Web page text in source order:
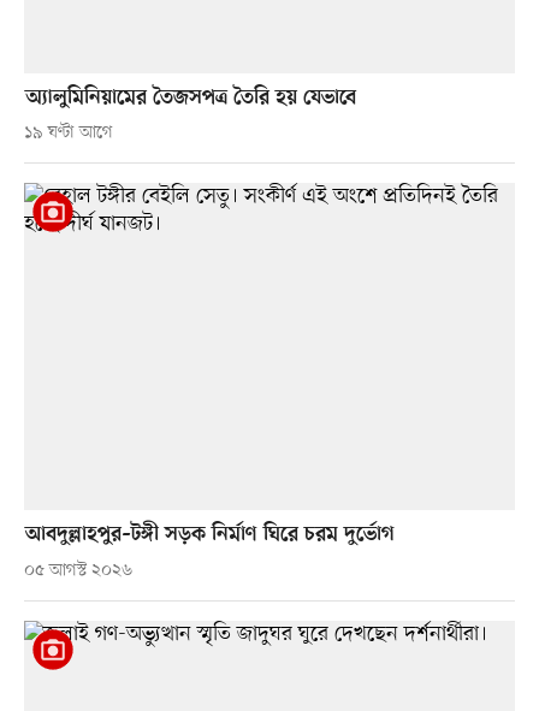
অ্যালুমিনিয়ামের তৈজসপত্র তৈরি হয় যেভাবে
১৯ ঘণ্টা আগে
আবদুল্লাহপুর–টঙ্গী সড়ক নির্মাণ ঘিরে চরম দুর্ভোগ
০৫ আগস্ট ২০২৬